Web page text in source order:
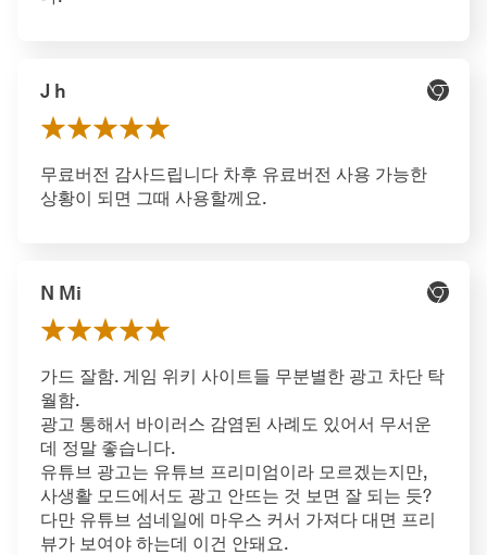
J h
무료버전 감사드립니다 차후 유료버전 사용 가능한
상황이 되면 그때 사용할께요.
N Mi
가드 잘함. 게임 위키 사이트들 무분별한 광고 차단 탁
월함.
광고 통해서 바이러스 감염된 사례도 있어서 무서운
데 정말 좋습니다.
유튜브 광고는 유튜브 프리미엄이라 모르겠는지만,
사생활 모드에서도 광고 안뜨는 것 보면 잘 되는 듯?
다만 유튜브 섬네일에 마우스 커서 가져다 대면 프리
뷰가 보여야 하는데 이건 안돼요.